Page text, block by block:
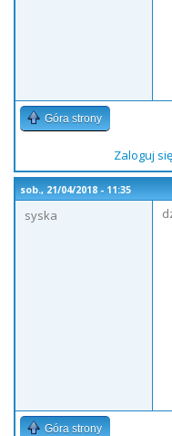
Góra strony
Zaloguj się
sob., 21/04/2018 - 11:35
syska
Góra strony